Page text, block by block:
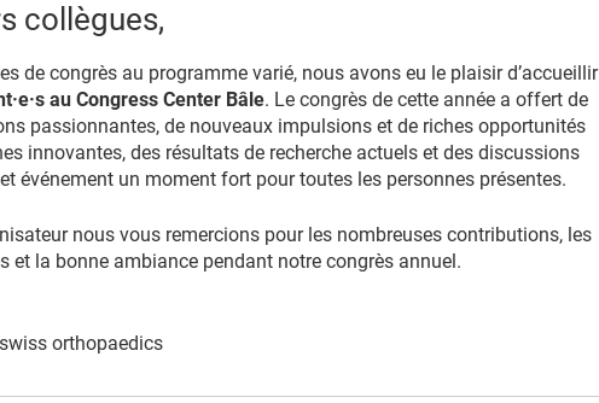
collègues,
de congrès au programme varié, nous avons eu le plaisird’accueillir
au Congress Center Bâle. Le congrès de cette année a offert de
passionnantes, de nouveaux impulsions et de riches opportunités
innovantes, des résultats de recherche actuels et des discussions
événement un moment fort pourtoutes les personnes présentes.
nous vous remercions pour les nombreuses contributions, les
et la bonne ambiance pendant notre congrès annuel.
orthopaedics